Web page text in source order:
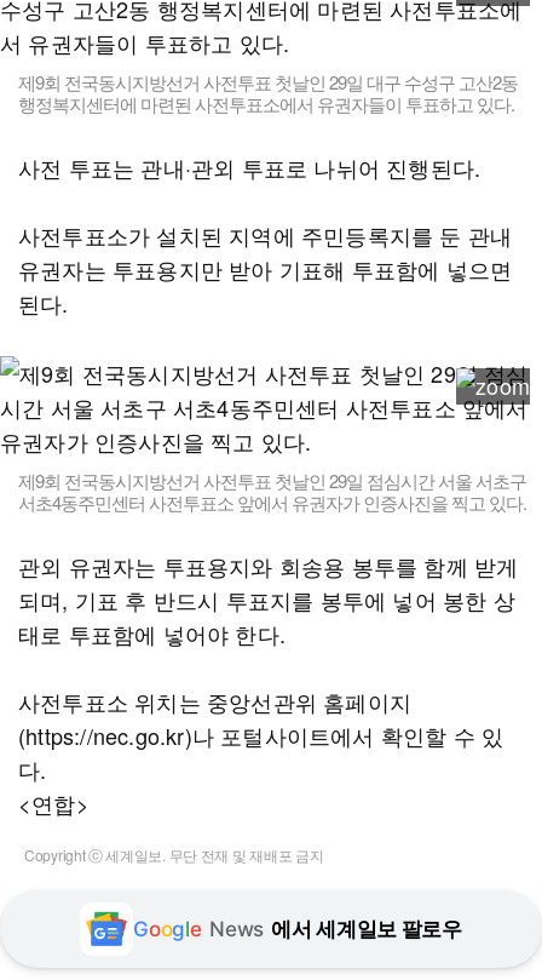
제9회 전국동시지방선거 사전투표 첫날인 29일 대구 수성구 고산2동
행정복지센터에 마련된 사전투표소에서 유권자들이 투표하고 있다.
사전 투표는 관내·관외 투표로 나뉘어 진행된다.
사전투표소가 설치된 지역에 주민등록지를 둔 관내
유권자는 투표용지만 받아 기표해 투표함에 넣으면
된다.
제9회 전국동시지방선거 사전투표 첫날인 29일 점심시간 서울 서초구
서초4동주민센터 사전투표소 앞에서 유권자가 인증사진을 찍고 있다.
관외 유권자는 투표용지와 회송용 봉투를 함께 받게
되며, 기표 후 반드시 투표지를 봉투에 넣어 봉한 상
태로 투표함에 넣어야 한다.
사전투표소 위치는 중앙선관위 홈페이지
(https://nec.go.kr)나 포털사이트에서 확인할 수 있
다.
<연합>
Copyright ⓒ 세계일보. 무단 전재 및 재배포 금지
Google News 에서 세계일보 팔로우